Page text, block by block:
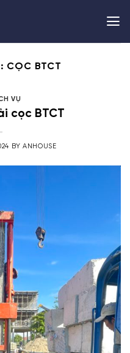
CỌC BTCT
VỤ
cọc BTCT
BYANHOUSE